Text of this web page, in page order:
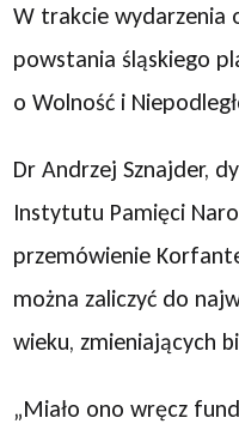
W trakcie wydarzenia
powstania śląskiego
o Wolność i
Dr Andrzej Sznajder,
Instytutu Pamięci
przemówienie
można zaliczyć do
wieku, zmieniających
„Miało ono wręcz